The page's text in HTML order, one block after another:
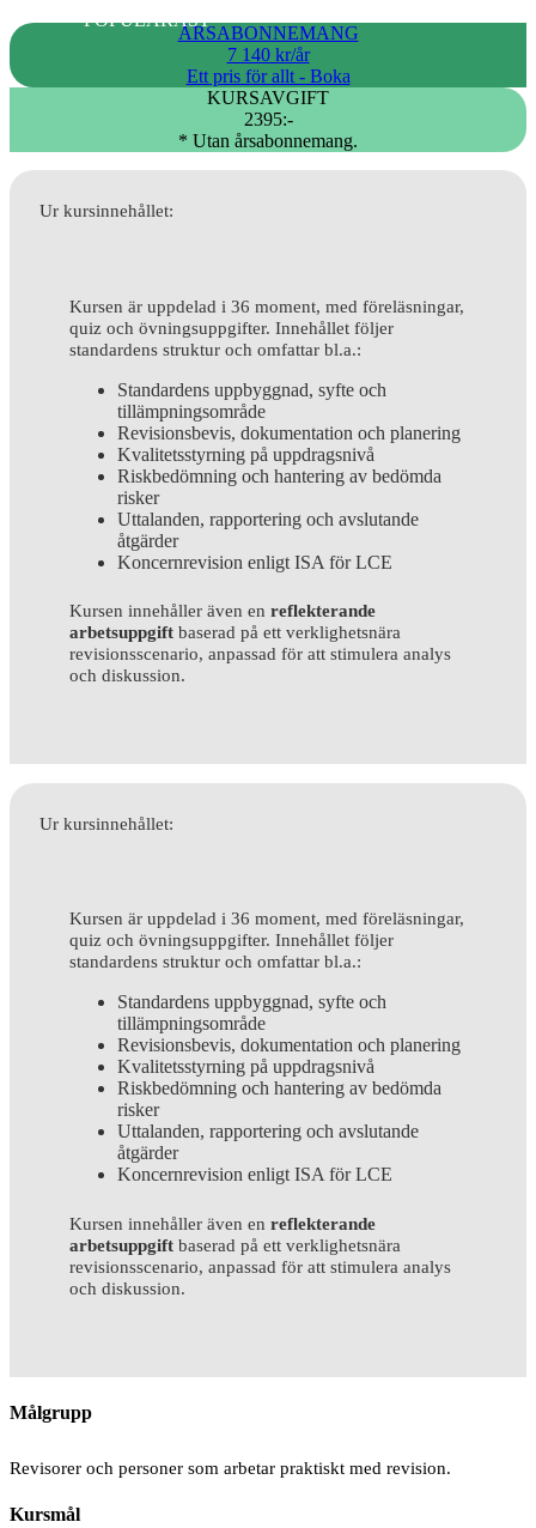
POPULÄRAST
ÅRSABONNEMANG
7 140 kr/år
Ett pris för allt - Boka
KURSAVGIFT
2395:-
* Utan årsabonnemang.
Ur kursinnehållet:
Kursen är uppdelad i 36 moment, med föreläsningar,
quiz och övningsuppgifter. Innehållet följer
standardens struktur och omfattar bl.a.:
Standardens uppbyggnad, syfte och
tillämpningsområde
Revisionsbevis, dokumentation och planering
Kvalitetsstyrning på uppdragsnivå
Riskbedömning och hantering av bedömda
risker
Uttalanden, rapportering och avslutande
åtgärder
Koncernrevision enligt ISA för LCE
Kursen innehåller även en reflekterande
arbetsuppgift baserad på ett verklighetsnära
revisionsscenario, anpassad för att stimulera analys
och diskussion.
Ur kursinnehållet:
Kursen är uppdelad i 36 moment, med föreläsningar,
quiz och övningsuppgifter. Innehållet följer
standardens struktur och omfattar bl.a.:
Standardens uppbyggnad, syfte och
tillämpningsområde
Revisionsbevis, dokumentation och planering
Kvalitetsstyrning på uppdragsnivå
Riskbedömning och hantering av bedömda
risker
Uttalanden, rapportering och avslutande
åtgärder
Koncernrevision enligt ISA för LCE
Kursen innehåller även en reflekterande
arbetsuppgift baserad på ett verklighetsnära
revisionsscenario, anpassad för att stimulera analys
och diskussion.
Målgrupp
Revisorer och personer som arbetar praktiskt med revision.
Kursmål